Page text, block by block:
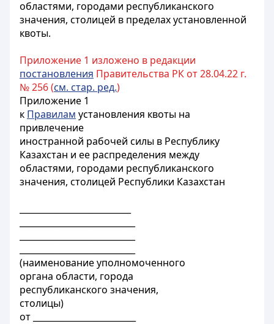
областями, городами республиканского
значения, столицей в пределах установленной
квоты.
Приложение 1 изложено в редакции
постановления Правительства РК от 28.04.22 г.
№ 256 (см. стар. ред.)
Приложение 1
к Правилам установления квоты на
привлечение
иностранной рабочей силы в Республику
Казахстан и ее распределения между
областями, городами республиканского
значения, столицей Республики Казахстан
(наименование уполномоченного
органа области, города
республиканского значения,
столицы)
от ________________________